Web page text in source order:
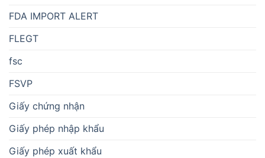
FDA IMPORT ALERT
FLEGT
fsc
FSVP
Giấy chứng nhận
Giấy phép nhập khẩu
Giấy phép xuất khẩu